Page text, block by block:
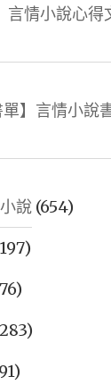
言情小說心
單】言情小說
說 (654)